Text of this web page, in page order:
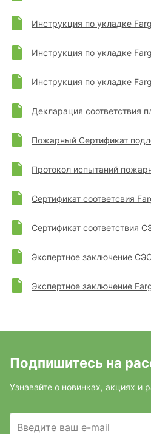
Инструкция по укладке
Инструкция по укладке
Инструкция по укладке
Декларация соответствия
Пожарный Сертификат
Протокол испытаний
Сертификат соответсвия
Сертификат соответствия
Экспертное заключение
Экспертное заключение
Подпишитесь на
Узнавайте о новинках, акциях и
Введите ваш e-mail